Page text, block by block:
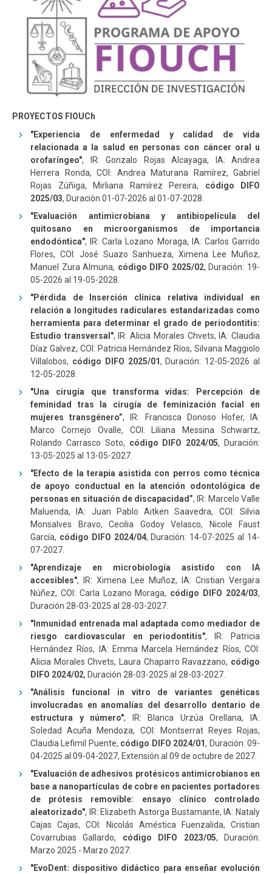
PROYECTOS FIOUCh
"Experiencia de enfermedad y calidad de vida
relacionada a la salud en personas con cáncer oral u
orofaríngeo", IR: Gonzalo Rojas Alcayaga, IA: Andrea
Herrera Ronda, COI: Andrea Maturana Ramírez, Gabriel
Rojas Zúñiga, Mirliana Ramírez Pereira, código DIFO
2025/03, Duración 01-07-2026 al 01-07-2028.
"Evaluación antimicrobiana y antibiopelícula del
quitosano en microorganismos de importancia
endodóntica", IR: Carla Lozano Moraga, IA: Carlos Garrido
Flores, COI: José Suazo Sanhueza, Ximena Lee Muñoz,
Manuel Zura Almuna, código DIFO 2025/02, Duración: 19-
05-2026 al 19-05-2028.
"Pérdida de Inserción clínica relativa individual en
relación a longitudes radiculares estandarizadas como
herramienta para determinar el grado de periodontitis:
Estudio transversal", IR: Alicia Morales Chvets, IA: Claudia
Díaz Galvez, COI: Patricia Hernández Ríos, Silvana Maggiolo
Villalobos, código DIFO 2025/01, Duración: 12-05-2026 al
12-05-2028.
"Una cirugía que transforma vidas: Percepción de
feminidad tras la cirugía de feminización facial en
mujeres transgénero”, IR: Francisca Donoso Hofer, IA:
Marco Cornejo Ovalle, COI: Liliana Messina Schwartz,
Rolando Carrasco Soto, código DIFO 2024/05, Duración:
13-05-2025 al 13-05-2027.
"Efecto de la terapia asistida con perros como técnica
de apoyo conductual en la atención odontológica de
personas en situación de discapacidad”, IR: Marcelo Valle
Maluenda, IA: Juan Pablo Aitken Saavedra, COI: Silvia
Monsalves Bravo, Cecilia Godoy Velasco, Nicole Faust
García, código DIFO 2024/04, Duración: 14-07-2025 al 14-
07-2027.
"Aprendizaje en microbiología asistido con IA
accesibles", IR: Ximena Lee Muñoz, IA: Cristian Vergara
Núñez, COI: Carla Lozano Moraga, código DIFO 2024/03,
Duración 28-03-2025 al 28-03-2027.
"Inmunidad entrenada mal adaptada como mediador de
riesgo cardiovascular en periodontitis", IR: Patricia
Hernández Ríos, IA: Emma Marcela Hernández Ríos, COI:
Alicia Morales Chvets, Laura Chaparro Ravazzano, código
DIFO 2024/02, Duración 28-03-2025 al 28-03-2027.
"Análisis funcional in vitro de variantes genéticas
involucradas en anomalías del desarrollo dentario de
estructura y número", IR: Blanca Urzúa Orellana, IA:
Soledad Acuña Mendoza, COI: Montserrat Reyes Rojas,
Claudia Lefimil Puente, código DIFO 2024/01, Duración: 09-
04-2025 al 09-04-2027, Extensión al 09 de octubre de 2027.
"Evaluación de adhesivos protésicos antimicrobianos en
base a nanopartículas de cobre en pacientes portadores
de prótesis removible: ensayo clínico controlado
aleatorizado", IR: Elizabeth Astorga Bustamante, IA: Nataly
Cajas Cajas, COl: Nicolás Améstica Fuenzalida, Cristian
Covarrubias Gallardo, código DIFO 2023/05, Duración:
Marzo 2025 - Marzo 2027.
"EvoDent: dispositivo didáctico para enseñar evolución